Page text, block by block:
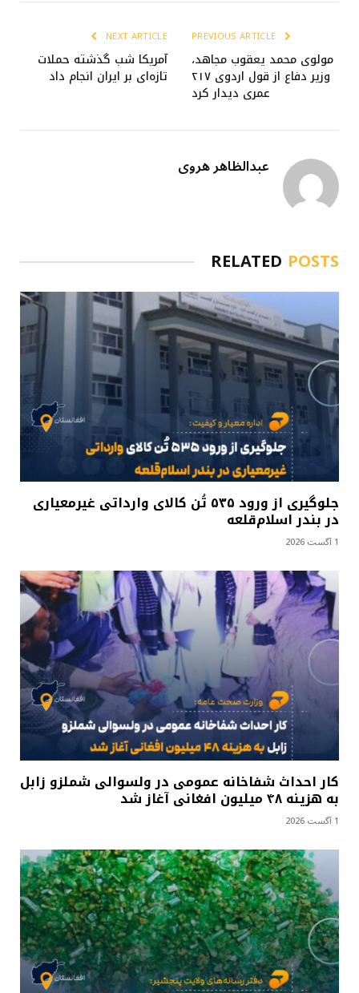
مولوی محمد یعقوب مجاهد،
وزیر دفاع از قول اردوی ۲۱۷
عمری دیدار کرد
NEXT ARTICLE
آمریکا شب گذشته حملات
تازه‌ای بر ایران انجام داد
عبدالظاهر هروی
RELATED POSTS
جلوگیری از ورود ۵۳۵ تُن کالای وارداتی غیرمعیاری
در بندر اسلام‌قلعه
1 آگست 2026
کار احداث شفاخانه عمومی در ولسوالی شملزو زابل
به هزینه ۴۸ میلیون افغانی آغاز شد
1 آگست 2026